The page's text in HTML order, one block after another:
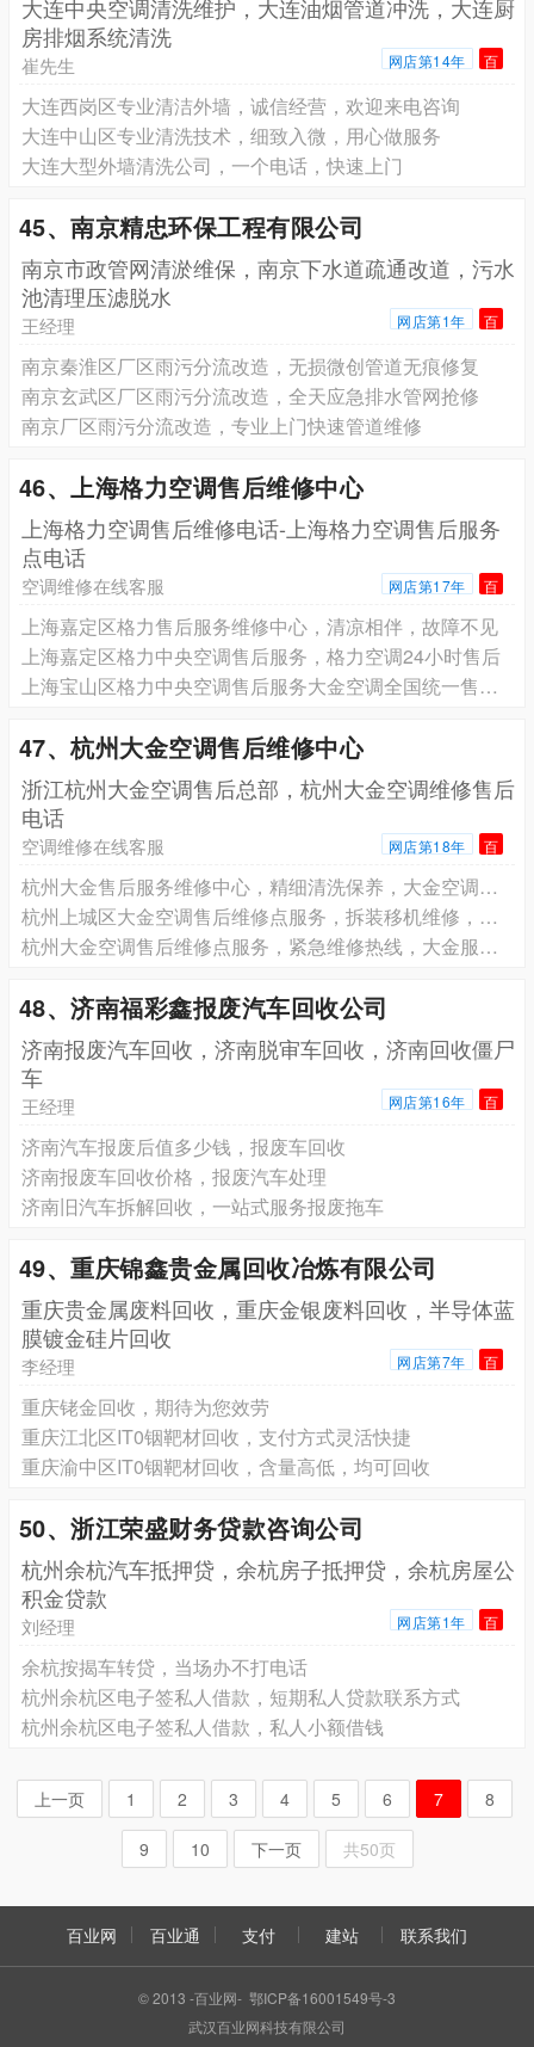
大连中央空调清洗维护，大连油烟管道冲洗，大连厨
房排烟系统清洗
崔先生 网店第14年 百
大连西岗区专业清洁外墙，诚信经营，欢迎来电咨询
大连中山区专业清洗技术，细致入微，用心做服务
大连大型外墙清洗公司，一个电话，快速上门
45、南京精忠环保工程有限公司
南京市政管网清淤维保，南京下水道疏通改道，污水
池清理压滤脱水
王经理 网店第1年 百
南京秦淮区厂区雨污分流改造，无损微创管道无痕修复
南京玄武区厂区雨污分流改造，全天应急排水管网抢修
南京厂区雨污分流改造，专业上门快速管道维修
46、上海格力空调售后维修中心
上海格力空调售后维修电话-上海格力空调售后服务
点电话
空调维修在线客服 网店第17年 百
上海嘉定区格力售后服务维修中心，清凉相伴，故障不见
上海嘉定区格力中央空调售后服务，格力空调24小时售后
上海宝山区格力中央空调售后服务大金空调全国统一售后服务24小时人工客服电话
47、杭州大金空调售后维修中心
浙江杭州大金空调售后总部，杭州大金空调维修售后
电话
空调维修在线客服 网店第18年 百
杭州大金售后服务维修中心，精细清洗保养，大金空调焕新效
杭州上城区大金空调售后维修点服务，拆装移机维修，大金空调全搞定
杭州大金空调售后维修点服务，紧急维修热线，大金服务不打烊
48、济南福彩鑫报废汽车回收公司
济南报废汽车回收，济南脱审车回收，济南回收僵尸
车
王经理 网店第16年 百
济南汽车报废后值多少钱，报废车回收
济南报废车回收价格，报废汽车处理
济南旧汽车拆解回收，一站式服务报废拖车
49、重庆锦鑫贵金属回收冶炼有限公司
重庆贵金属废料回收，重庆金银废料回收，半导体蓝
膜镀金硅片回收
李经理 网店第7年 百
重庆铑金回收，期待为您效劳
重庆江北区IT0铟靶材回收，支付方式灵活快捷
重庆渝中区IT0铟靶材回收，含量高低，均可回收
50、浙江荣盛财务贷款咨询公司
杭州余杭汽车抵押贷，余杭房子抵押贷，余杭房屋公
积金贷款
刘经理 网店第1年 百
余杭按揭车转贷，当场办不打电话
杭州余杭区电子签私人借款，短期私人贷款联系方式
杭州余杭区电子签私人借款，私人小额借钱
上一页 1 2 3 4 5 6 7 8
9 10 下一页 共50页
百业网 百业通 支付 建站 联系我们
© 2013 -百业网- 鄂ICP备16001549号-3
武汉百业网科技有限公司